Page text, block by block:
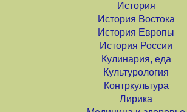
История
История Востока
История Европы
История России
Кулинария, еда
Культурология
Контркультура
Лирика